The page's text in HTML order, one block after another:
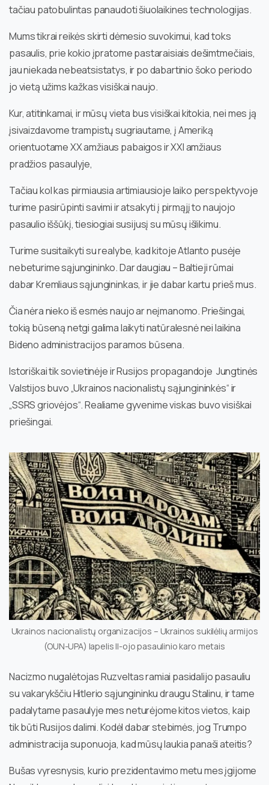
tačiau patobulintas panaudoti šiuolaikines technologijas.
Mums tikrai reikės skirti dėmesio suvokimui, kad toks
pasaulis, prie kokio įpratome pastaraisiais dešimtmečiais,
jau niekada nebeatsistatys, ir po dabartinio šoko periodo
jo vietą užims kažkas visiškai naujo.
Kur, atitinkamai, ir mūsų vieta bus visiškai kitokia, nei mes ją
įsivaizdavome trampistų sugriautame, į Ameriką
orientuotame XX amžiaus pabaigos ir XXI amžiaus
pradžios pasaulyje,
Tačiau kol kas pirmiausia artimiausioje laiko perspektyvoje
turime pasirūpinti savimi ir atsakyti į pirmąjį to naujojo
pasaulio iššūkį, tiesiogiai susijusį su mūsų išlikimu.
Turime susitaikyti su realybe, kad kitoje Atlanto pusėje
nebeturime sąjungininko. Dar daugiau – Baltieji rūmai
dabar Kremliaus sąjungininkas, ir jie dabar kartu prieš mus.
Čia nėra nieko iš esmės naujo ar neįmanomo. Priešingai,
tokią būseną netgi galima laikyti natūralesnė nei laikina
Bideno administracijos paramos būsena.
Istoriškai tik sovietinėje ir Rusijos propagandoje Jungtinės
Valstijos buvo „Ukrainos nacionalistų sąjungininkės“ ir
„SSRS griovėjos“. Realiame gyvenime viskas buvo visiškai
priešingai.
Ukrainos nacionalistų organizacijos – Ukrainos sukilėlių armijos
(OUN-UPA) lapelis II-ojo pasaulinio karo metais
Nacizmo nugalėtojas Ruzveltas ramiai pasidalijo pasauliu
su vakarykščiu Hitlerio sąjungininku draugu Stalinu, ir tame
padalytame pasaulyje mes neturėjome kitos vietos, kaip
tik būti Rusijos dalimi. Kodėl dabar stebimės, jog Trumpo
administracija suponuoja, kad mūsų laukia panaši ateitis?
Bušas vyresnysis, kurio prezidentavimo metu mes įgijome